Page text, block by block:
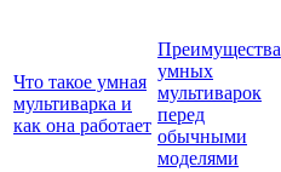
Что такое умная
мультиварка и
как она работает
Преимущества
умных
мультиварок
перед
обычными
моделями